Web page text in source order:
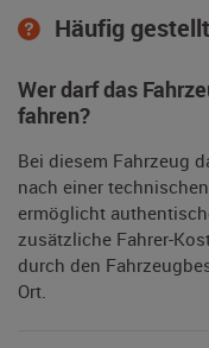
Häufig
Wer darf das
fahren?
Bei diesem Fahrzeug
nach einer
ermöglicht
zusätzliche Fahrer-
durch den
Ort.